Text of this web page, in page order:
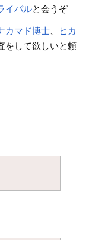
イバルと会うぞ
カマド博士、
ヒカ
をして欲しいと頼